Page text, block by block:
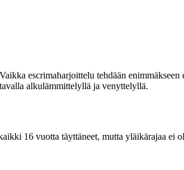
escrimaharjoittelu tehdään
alkulämmittelyllä ja venyttelyllä.
16 vuotta täyttäneet, mutta yläikärajaa ei